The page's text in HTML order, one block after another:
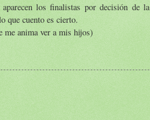
los finalistas por decisión de la
que cuento es cierto.
me anima ver a mis hijos)